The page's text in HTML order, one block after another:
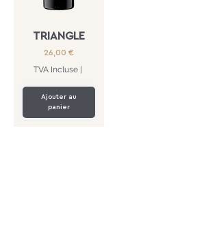
TRIANGLE
Prix
26,00 €
TVA Incluse
Ajouter au
panier